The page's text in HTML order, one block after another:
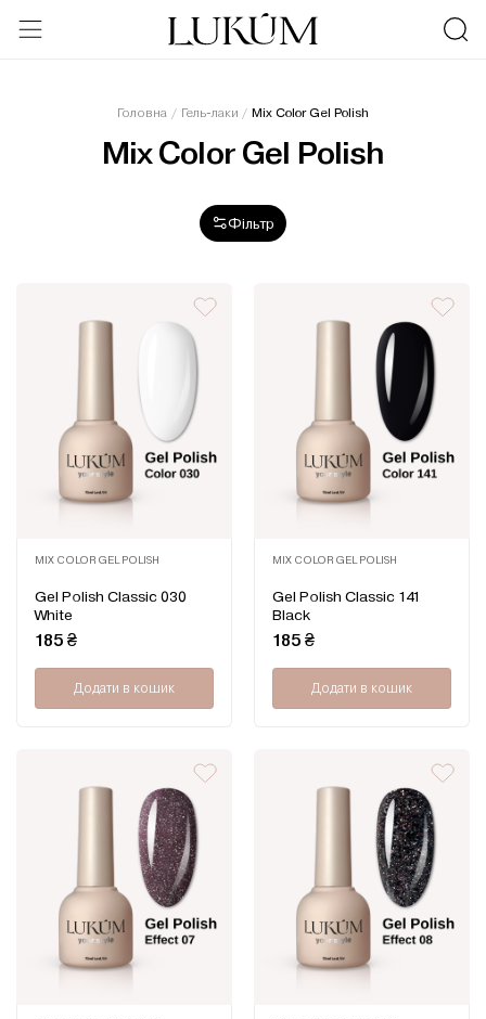
Головна / Гель-лаки / Mix Color Gel Polish
Mix Color Gel Polish
Фільтр
MIX COLOR GEL POLISH
Оцінено
в
0
5
Gel Polish Classic 030
White
185₴
Додати в кошик
MIX COLOR GEL POLISH
Оцінено
в
0
5
Gel Polish Classic 141
Black
185₴
Додати в кошик